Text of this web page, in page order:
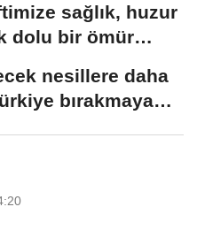
sağlık, huzur
dolu bir ömür
nesillere daha
bırakmaya